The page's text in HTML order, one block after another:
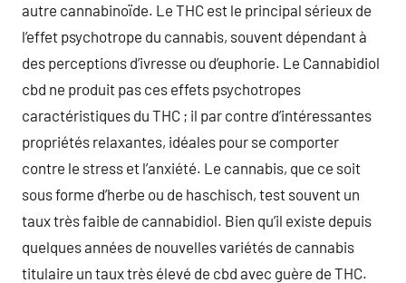
autre cannabinoïde. Le THC est le principal sérieux de
l’effet psychotrope du cannabis, souvent dépendant à
des perceptions d’ivresse ou d’euphorie. Le Cannabidiol
cbd ne produit pas ces effets psychotropes
caractéristiques du THC ; il par contre d’intéressantes
propriétés relaxantes, idéales pour se comporter
contre le stress et l’anxiété. Le cannabis, que ce soit
sous forme d’herbe ou de haschisch, test souvent un
taux très faible de cannabidiol. Bien qu’il existe depuis
quelques années de nouvelles variétés de cannabis
titulaire un taux très élevé de cbd avec guère de THC.